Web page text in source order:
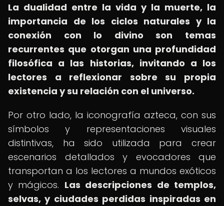
La dualidad entre la vida y la muerte, la
importancia de los ciclos naturales y la
conexión con lo divino son temas
recurrentes que otorgan una profundidad
filosófica a las historias, invitando a los
lectores a reflexionar sobre su propia
existencia y su relación con el universo.
Por otro lado, la iconografía azteca, con sus
símbolos y representaciones visuales
distintivas, ha sido utilizada para crear
escenarios detallados y evocadores que
transportan a los lectores a mundos exóticos
y mágicos. Las descripciones de templos,
selvas, y ciudades perdidas inspiradas en